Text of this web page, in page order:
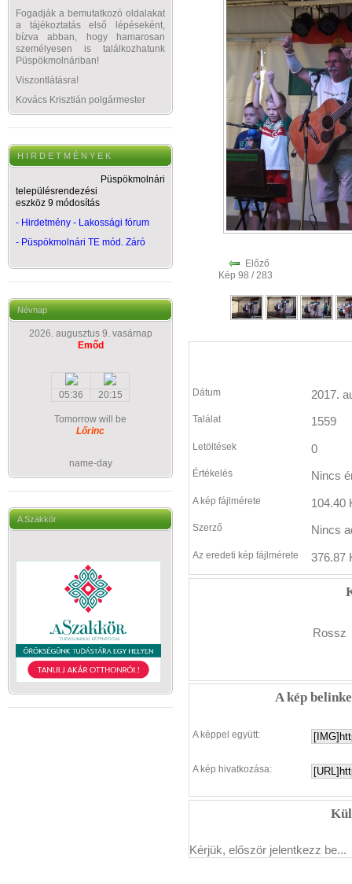
Fogadják a bemutatkozó oldalakat
a tájékoztatás első lépéseként,
bízva abban, hogy hamarosan
személyesen is találkozhatunk
Püspökmolnáriban!
Viszontlátásra!
Kovács Krisztián polgármester
H I R D E T M É N Y E K
Püspökmolnári
településrendezési
eszköz 9 módosítás
- Hirdetmény - Lakossági fórum
- Püspökmolnári TE mód. Záró
Névnap
2026. augusztus 9. vasárnap
Emőd
05:36 20:15
Tomorrow will be
Lőrinc
name-day
A Szakkör
Előző
Kép 98 / 283
Dátum 2017.
Találat 1559
Letöltések 0
Értékelés Nincs
A kép fájlmérete 104.40
Szerző Nincs
Az eredeti kép fájlmérete 376.87
Rossz
A kép
A képpel együtt:
A kép hivatkozása:
Kérjük, először jelentkezz be...